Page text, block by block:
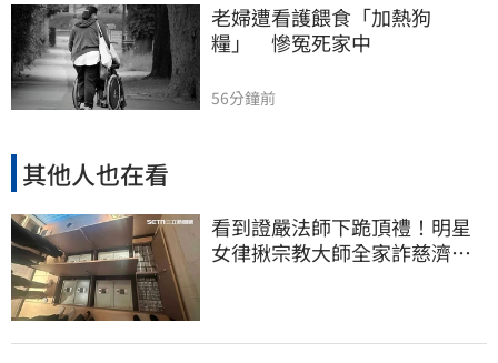
老婦遭看護餵食「加熱狗
糧」　慘冤死家中
56分鐘前
其他人也在看
看到證嚴法師下跪頂禮！明星
女律揪宗教大師全家詐慈濟…